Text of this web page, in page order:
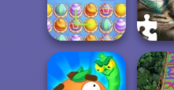
Wordmeister